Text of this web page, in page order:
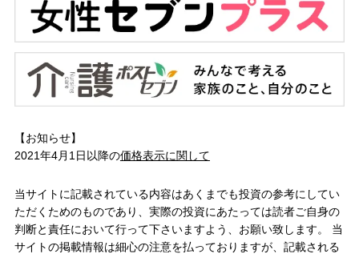
【お知らせ】
2021年4月1日以降の価格表示に関して
当サイトに記載されている内容はあくまでも投資の参考にしてい
ただくためのものであり、実際の投資にあたっては読者ご自身の
判断と責任において行って下さいますよう、お願い致します。 当
サイトの掲載情報は細心の注意を払っておりますが、記載される